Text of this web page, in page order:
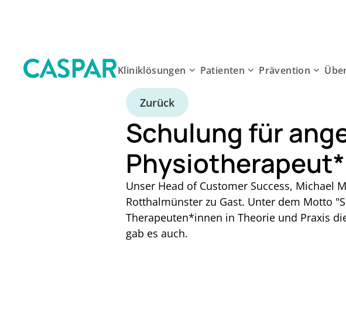
Kliniklösungen Patienten Prävention
Zurück
Schulung für
Unser Head of Customer Success, Michael
Rotthalmünster zu Gast. Unter dem Motto
Therapeuten*innen in Theorie und Praxis
gab es auch.